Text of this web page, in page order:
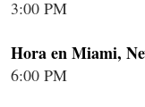
3:00 PM
Hora en Miami,
6:00 PM